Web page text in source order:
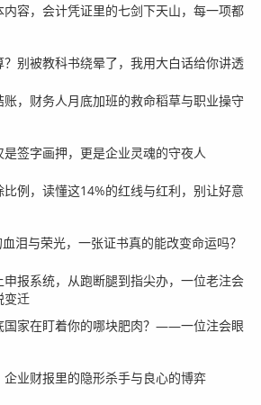
。
了，RPA（机器人流程自动化）已经开
前需要我们人工花三天时间做的银行
在机器人半小时就做完了，而且准确率
老师，以后审计是不是不需要人了？我
端、重复性的劳动一定会被取代，但专
，更多的价值将体现在“事前”和“事
化转型，财务系统非常复杂，他们需要
，而是懂业财融合、懂数据分析、能
容，会计凭证里的七剑下天山，每一项都
？别被教科书绕晕了，我用大白话给你讲透
，财务人月底加班的救命稻草与职业操守
签字画押，更是企业灵魂的守夜人
比例，读懂这14%的红线与红利，别让好意
泪与荣光，一张证书真的能改变命运吗？
申报系统，从跑断腿到指尖办，一位老注会
变迁
国家在盯着你的哪块肥肉？——一位注会眼
业财报里的隐形杀手与良心的博弈